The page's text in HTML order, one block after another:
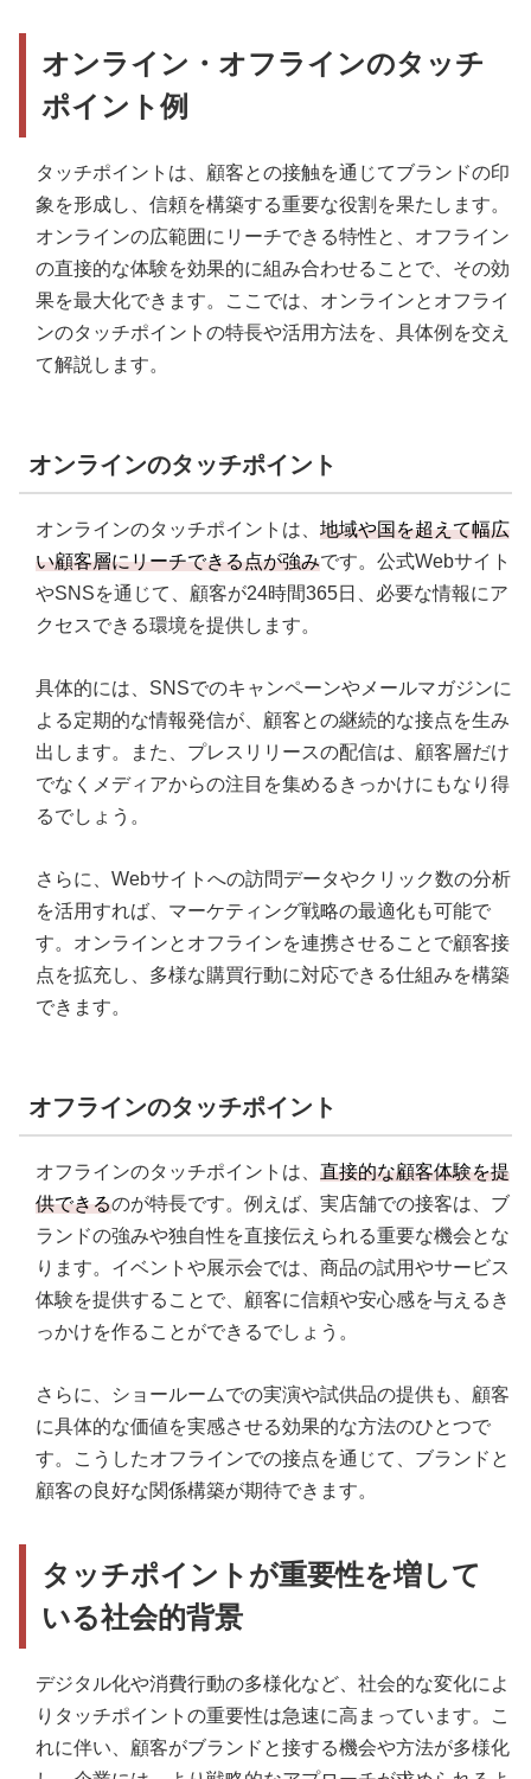
オンライン・オフラインのタッチ
ポイント例
タッチポイントは、顧客との接触を通じてブランドの印
象を形成し、信頼を構築する重要な役割を果たします。
オンラインの広範囲にリーチできる特性と、オフライン
の直接的な体験を効果的に組み合わせることで、その効
果を最大化できます。ここでは、オンラインとオフライ
ンのタッチポイントの特長や活用方法を、具体例を交え
て解説します。
オンラインのタッチポイント
オンラインのタッチポイントは、 地域や国を超えて幅広
い顧客層にリーチできる点が強みです。公式Webサイト
やSNSを通じて、顧客が24時間365日、必要な情報にア
クセスできる環境を提供します。
具体的には、SNSでのキャンペーンやメールマガジンに
よる定期的な情報発信が、顧客との継続的な接点を生み
出します。また、プレスリリースの配信は、顧客層だけ
でなくメディアからの注目を集めるきっかけにもなり得
るでしょう。
さらに、Webサイトへの訪問データやクリック数の分析
を活用すれば、マーケティング戦略の最適化も可能で
す。オンラインとオフラインを連携させることで顧客接
点を拡充し、多様な購買行動に対応できる仕組みを構築
できます。
オフラインのタッチポイント
オフラインのタッチポイントは、 直接的な顧客体験を提
供できるのが特長です。例えば、実店舗での接客は、ブ
ランドの強みや独自性を直接伝えられる重要な機会とな
ります。イベントや展示会では、商品の試用やサービス
体験を提供することで、顧客に信頼や安心感を与えるき
っかけを作ることができるでしょう。
さらに、ショールームでの実演や試供品の提供も、顧客
に具体的な価値を実感させる効果的な方法のひとつで
す。こうしたオフラインでの接点を通じて、ブランドと
顧客の良好な関係構築が期待できます。
タッチポイントが重要性を増して
いる社会的背景
デジタル化や消費行動の多様化など、社会的な変化によ
りタッチポイントの重要性は急速に高まっています。こ
れに伴い、顧客がブランドと接する機会や方法が多様化